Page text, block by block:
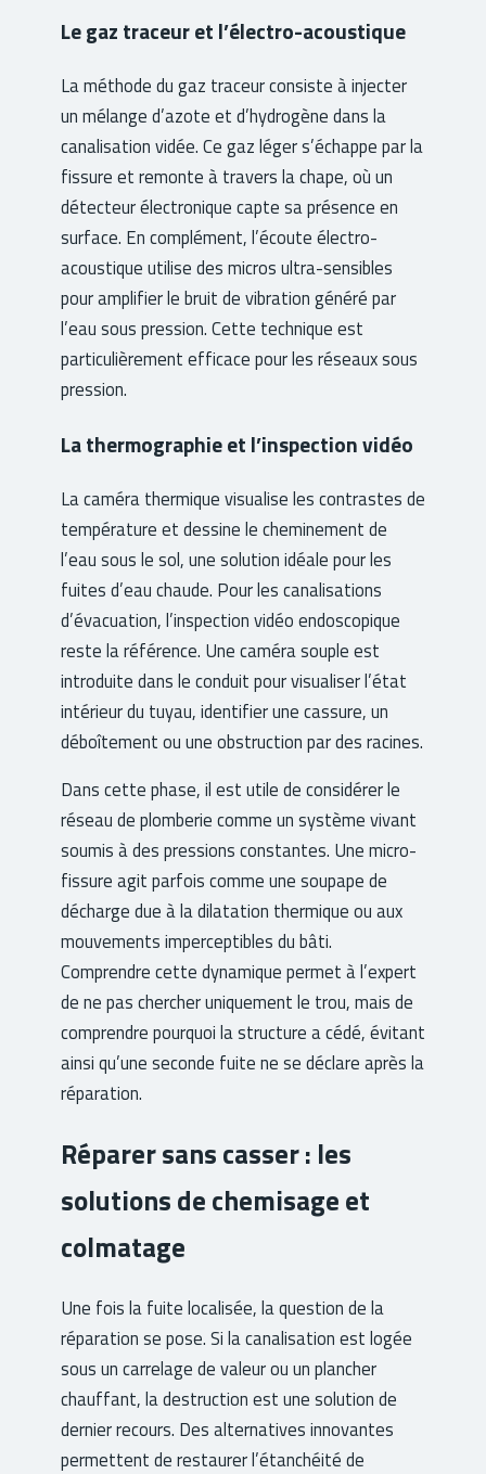
Le gaz traceur et l’électro-acoustique
La méthode du gaz traceur consiste à injecter
un mélange d’azote et d’hydrogène dans la
canalisation vidée. Ce gaz léger s’échappe par la
fissure et remonte à travers la chape, où un
détecteur électronique capte sa présence en
surface. En complément, l’écoute électro-
acoustique utilise des micros ultra-sensibles
pour amplifier le bruit de vibration généré par
l’eau sous pression. Cette technique est
particulièrement efficace pour les réseaux sous
pression.
La thermographie et l’inspection vidéo
La caméra thermique visualise les contrastes de
température et dessine le cheminement de
l’eau sous le sol, une solution idéale pour les
fuites d’eau chaude. Pour les canalisations
d’évacuation, l’inspection vidéo endoscopique
reste la référence. Une caméra souple est
introduite dans le conduit pour visualiser l’état
intérieur du tuyau, identifier une cassure, un
déboîtement ou une obstruction par des racines.
Dans cette phase, il est utile de considérer le
réseau de plomberie comme un système vivant
soumis à des pressions constantes. Une micro-
fissure agit parfois comme une soupape de
décharge due à la dilatation thermique ou aux
mouvements imperceptibles du bâti.
Comprendre cette dynamique permet à l’expert
de ne pas chercher uniquement le trou, mais de
comprendre pourquoi la structure a cédé, évitant
ainsi qu’une seconde fuite ne se déclare après la
réparation.
Réparer sans casser : les
solutions de chemisage et
colmatage
Une fois la fuite localisée, la question de la
réparation se pose. Si la canalisation est logée
sous un carrelage de valeur ou un plancher
chauffant, la destruction est une solution de
dernier recours. Des alternatives innovantes
permettent de restaurer l’étanchéité de